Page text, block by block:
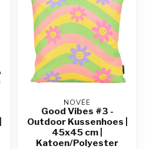
NOVÉE
Good Vibes #3 -
Outdoor Kussenhoes |
45x45 cm |
Katoen/Polyester